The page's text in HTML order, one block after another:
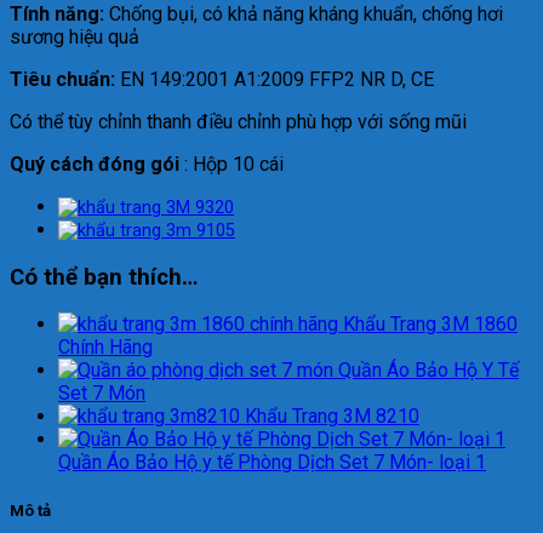
Tính năng: Chống bụi, có khả năng kháng khuẩn, chống hơi
sương hiệu quả
Tiêu chuẩn: EN 149:2001 A1:2009 FFP2 NR D,‎ CE
Có thể tùy chỉnh thanh điều chỉnh phù hợp với sống mũi
Quý cách đóng gói : Hộp 10 cái
Có thể bạn thích…
Khẩu Trang 3M 1860
Chính Hãng
Quần Áo Bảo Hộ Y Tế
Set 7 Món
Khẩu Trang 3M 8210
Quần Áo Bảo Hộ y tế Phòng Dịch Set 7 Món- loại 1
Mô tả